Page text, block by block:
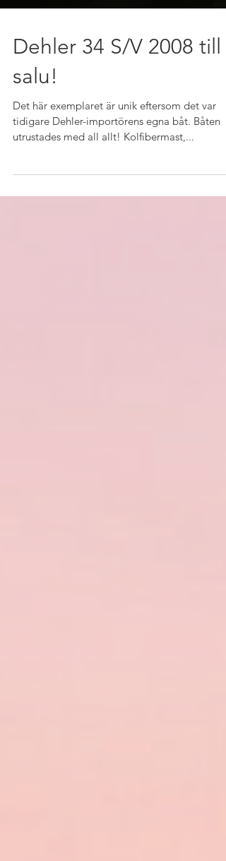
Dehler 34 S/V 2008 till
salu!
tidigare Dehler-importörens egna båt. Båten
utrustades med all allt! Kolfibermast,...